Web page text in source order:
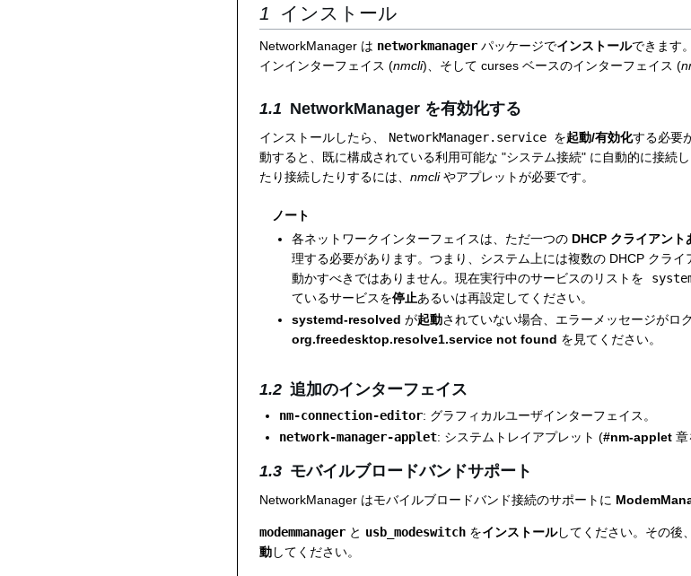
インストール
NetworkManager は networkmanager パッケージでインストールできます
インインターフェイス (nmcli)、そして curses ベースのインターフェイス (
NetworkManager を有効化する
インストールしたら、 NetworkManager.service を起動/有効化する必要
動すると、既に構成されている利用可能な "システム接続" に自動的に接続
たり接続したりするには、 nmcliやアプレットが必要です。
ノート
各ネットワークインターフェイスは、ただ一つの DHCP クライアン
理する必要があります。つまり、システム上には複数の DHCP クラ
動かすべきではありません。現在実行中のサービスのリストを
ているサービスを停止あるいは再設定してください。
systemd-resolved が起動されていない場合、エラーメッセージがロ
org.freedesktop.resolve1.service not found を見てください。
追加のインターフェイス
nm-connection-editor: グラフィカルユーザインターフェイス。
network-manager-applet: システムトレイアプレット (#nm-applet 章
モバイルブロードバンドサポート
NetworkManager はモバイルブロードバンド接続のサポートに
modemmanager と usb_modeswitch をインストールしてください。その後、
動してください。